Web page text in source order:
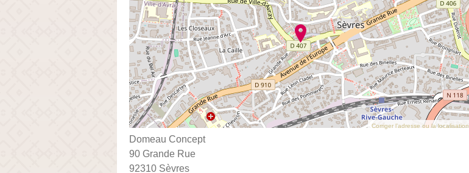
Corriger l’adresse ou la localisation
Domeau Concept
90 Grande Rue
92310 Sèvres